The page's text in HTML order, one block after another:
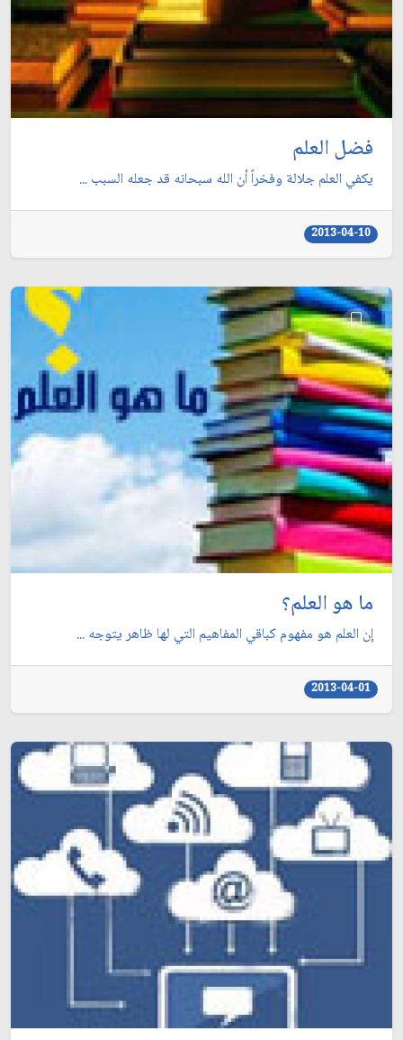
فضل العلم‏
يكفي العلم جلالة وفخراً أن الله سبحانه قد جعله السبب ...
2013-04-10
ما هو العلم؟
إن العلم هو مفهوم كباقي المفاهيم التي لها ظاهر يتوجه ...
2013-04-01